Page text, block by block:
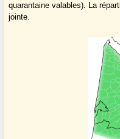
quarantaine valables). La
jointe.